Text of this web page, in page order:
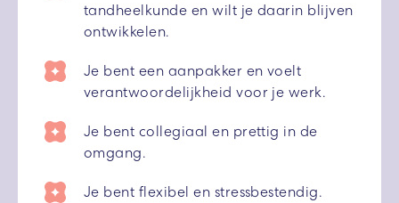
tandheelkunde en wilt je daarin blijven
ontwikkelen.
Je bent een aanpakker en voelt
verantwoordelijkheid voor je werk.
Je bent collegiaal en prettig in de
omgang.
Je bent flexibel en stressbestendig.